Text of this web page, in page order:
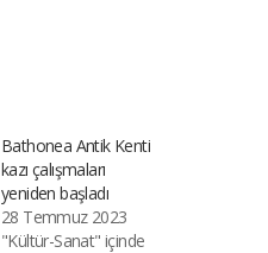
Bathonea Antik Kenti
kazı çalışmaları
yeniden başladı
28 Temmuz 2023
"Kültür-Sanat" içinde